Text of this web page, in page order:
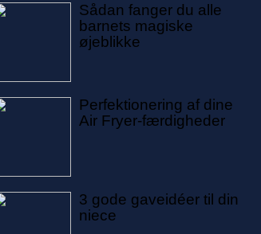
Sådan fanger du alle
barnets magiske
øjeblikke
Perfektionering af dine
Air Fryer-færdigheder
3 gode gaveidéer til din
niece